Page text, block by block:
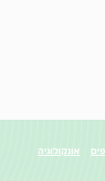
אונקולוגיה